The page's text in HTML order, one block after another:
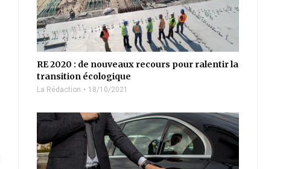
RE 2020 : de nouveaux recours pour ralentir la
transition écologique
La Rédaction 18/10/2021